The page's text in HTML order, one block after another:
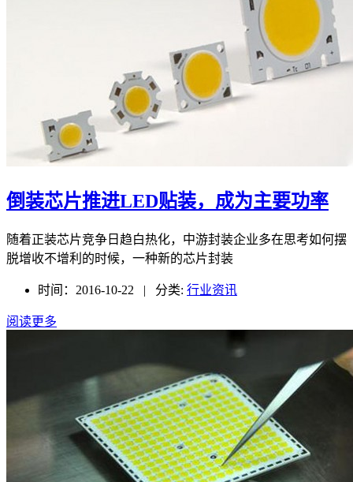
倒装芯片推进LED贴装，成为主要功率
随着正装芯片竞争日趋白热化，中游封装企业多在思考如何摆
脱增收不增利的时候，一种新的芯片封装
时间：2016-10-22 | 分类: 行业资讯
阅读更多